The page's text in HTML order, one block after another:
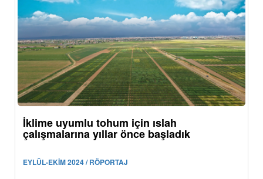
İklime uyumlu tohum için ıslah
çalışmalarına yıllar önce başladık
EYLÜL-EKİM 2024 / RÖPORTAJ